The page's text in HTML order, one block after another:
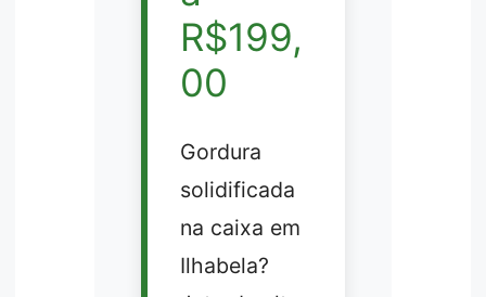
R$199,
00
Gordura
solidificada
na caixa em
Ilhabela?